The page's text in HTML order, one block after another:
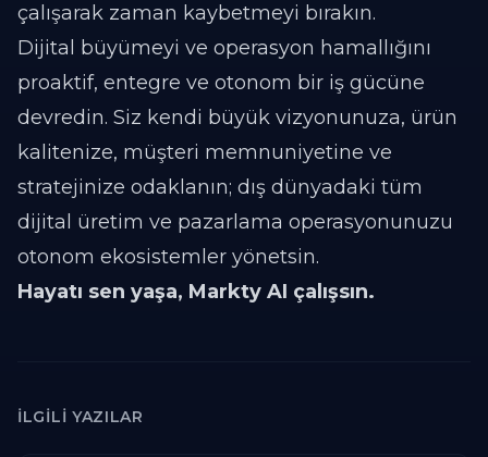
çalışarak zaman kaybetmeyi bırakın.
Dijital büyümeyi ve operasyon hamallığını
proaktif, entegre ve otonom bir iş gücüne
devredin. Siz kendi büyük vizyonunuza, ürün
kalitenize, müşteri memnuniyetine ve
stratejinize odaklanın; dış dünyadaki tüm
dijital üretim ve pazarlama operasyonunuzu
otonom ekosistemler yönetsin.
Hayatı sen yaşa, Markty AI çalışsın.
İLGILI YAZILAR